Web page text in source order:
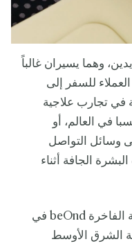
وهما يسيران غالباً
للسفر إلى
في تجارب علاجية
في العالم، أو
وسائل التواصل
الجافة أثناء
وقد تم إطلاق شركة الطيران الخاصة الفاخرة beOnd في
الشرق الأوسط